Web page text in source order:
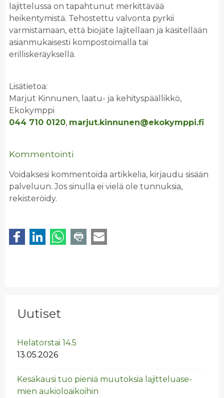
Uutiset
He­la­tors­tai 14.5
13.05.2026
Ke­sä­kausi tuo pie­niä muu­tok­sia la­jit­te­lua­se­
mien au­kio­loai­koi­hin
lajittelussa on tapahtunut merkittävää
heikentymistä. Tehostettu valvonta pyrkii
varmistamaan, että biojäte lajitellaan ja käsitellään
asianmukaisesti kompostoimalla tai
erilliskeräyksellä.
Lisätietoa:
Marjut Kinnunen, laatu- ja kehityspäällikkö,
Ekokymppi
044 710 0120, marjut.kinnunen@ekokymppi.fi
Kommentointi
Voidaksesi kommentoida artikkelia, kirjaudu sisään
palveluun. Jos sinulla ei vielä ole tunnuksia,
rekisteröidy.